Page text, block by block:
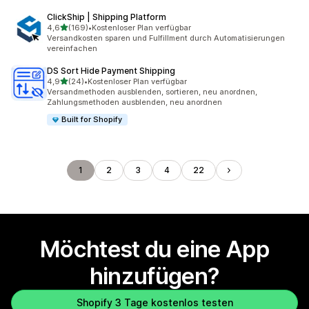
ClickShip | Shipping Platform
4,6von 5 Sternen
(169)
169 Rezensionen insgesamt
•Kostenloser Plan verfügbar
Versandkosten sparen und Fulfillment durch Automatisierungen
vereinfachen
DS Sort Hide Payment Shipping
4,9von 5 Sternen
(24)
24 Rezensionen insgesamt
•Kostenloser Plan verfügbar
Versandmethoden ausblenden, sortieren, neu anordnen,
Zahlungsmethoden ausblenden, neu anordnen
Built for Shopify
1 2 3 4 22
Möchtest du eine App
hinzufügen?
Shopify 3 Tage kostenlos testen